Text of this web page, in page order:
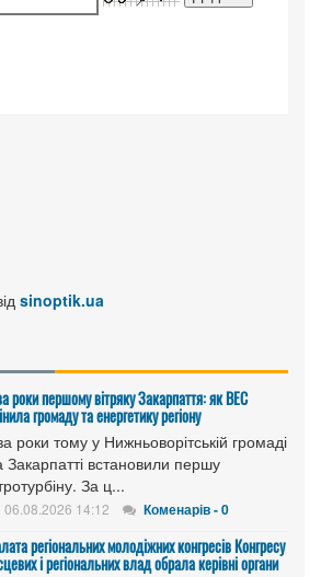
sinoptik.ua
роки першому вітряку Закарпаття: як ВЕС
громаду та енергетику регіону
роки тому у Нижньоворітській громаді
Закарпатті встановили першу
За ц...
06.08.2026 14:12 Коменарів - 0
регіональних молодіжних конгресів Конгресу
і регіональних влад обрала керівні органи